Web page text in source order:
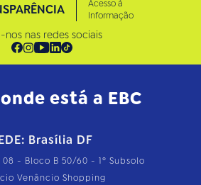
Acesso à
Informação
nos nas redes sociais
está a EBC
Brasília DF
08 - Bloco B 50/60 - 1º Subsolo
Venâncio Shopping